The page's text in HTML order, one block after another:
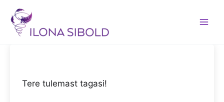
content
Tere tulemast tagasi!